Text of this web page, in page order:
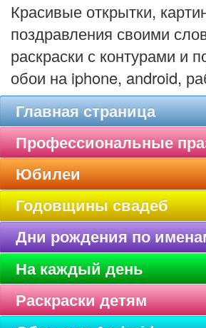
Красивые открытки,
поздравления своими
раскраски с контурами и
обои на iphone, android,
Главная страница
Профессиональные
Юбилеи
Годовщины свадеб
Дни рождения по
На каждый день
Раскраски детям